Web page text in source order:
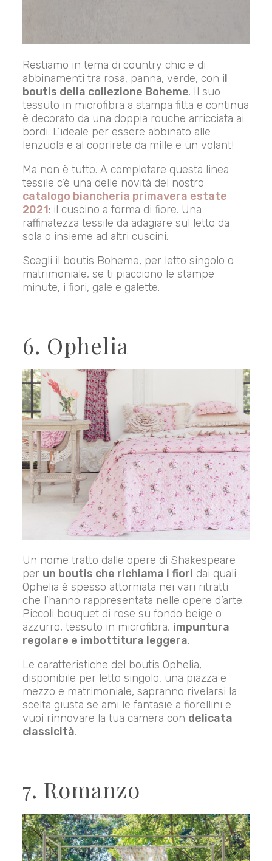
Restiamo in tema di country chic e di
abbinamenti tra rosa, panna, verde, con il
boutis della collezione Boheme. Il suo
tessuto in microfibra a stampa fitta e continua
è decorato da una doppia rouche arricciata ai
bordi. L’ideale per essere abbinato alle
lenzuola e al coprirete da mille e un volant!
Ma non è tutto. A completare questa linea
tessile c’è una delle novità del nostro
catalogo biancheria primavera estate
2021: il cuscino a forma di fiore. Una
raffinatezza tessile da adagiare sul letto da
sola o insieme ad altri cuscini.
Scegli il boutis Boheme, per letto singolo o
matrimoniale, se ti piacciono le stampe
minute, i fiori, gale e galette.
6. Ophelia
Un nome tratto dalle opere di Shakespeare
per un boutis che richiama i fiori dai quali
Ophelia è spesso attorniata nei vari ritratti
che l’hanno rappresentata nelle opere d’arte.
Piccoli bouquet di rose su fondo beige o
azzurro, tessuto in microfibra, impuntura
regolare e imbottitura leggera.
Le caratteristiche del boutis Ophelia,
disponibile per letto singolo, una piazza e
mezzo e matrimoniale, sapranno rivelarsi la
scelta giusta se ami le fantasie a fiorellini e
vuoi rinnovare la tua camera con delicata
classicità.
7. Romanzo